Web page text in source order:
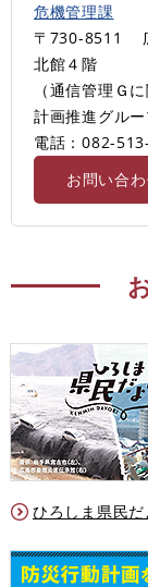
危機管理課
〒730-8511
北館４階
（通信管理Ｇ
計画推進グル
電話：082-
お問い合
ひろしま県民